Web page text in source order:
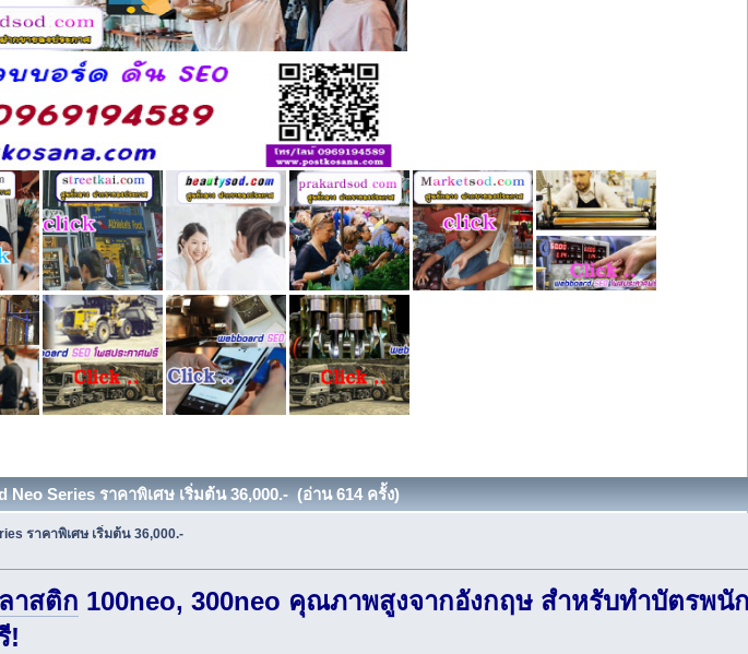
Series ราคาพิเศษ เริ่มต้น 36,000.- (อ่าน 614 ครั้ง)
ราคาพิเศษ เริ่มต้น 36,000.-
าสติก 100neo, 300neo คุณภาพสูงจากอังกฤษ สำหรับทำบัตรพนั
!